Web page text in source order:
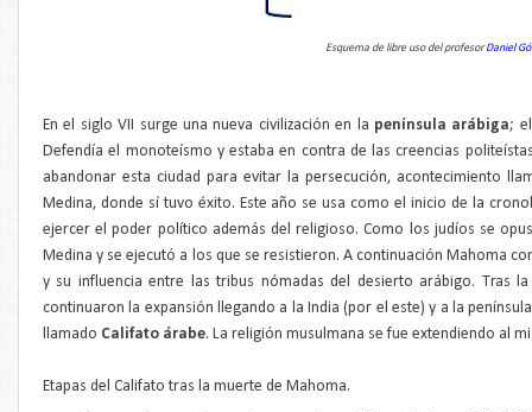
Esquema de libre uso del profesorDaniel
En el siglo VII surge una nueva civilización en la península arábiga;
Defendía el monoteísmo y estaba en contra de las creencias
abandonar esta ciudad para evitar la persecución, acontecimiento
Medina, donde sí tuvo éxito. Este año se usa como el inicio de la
ejercer el poder político además del religioso. Como los judíos se
Medina y se ejecutó a los que se resistieron. A continuación Mahoma
y su influencia entre las tribus nómadas del desierto arábigo. Tras
continuaron la expansión llegando a la India (por el este) y a la
llamado Califato árabe. La religión musulmana se fue extendiendo al
Etapas del Califato tras la muerte de Mahoma.